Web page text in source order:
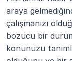
araya
çalışmanızı
bozucu bir
konunuzu